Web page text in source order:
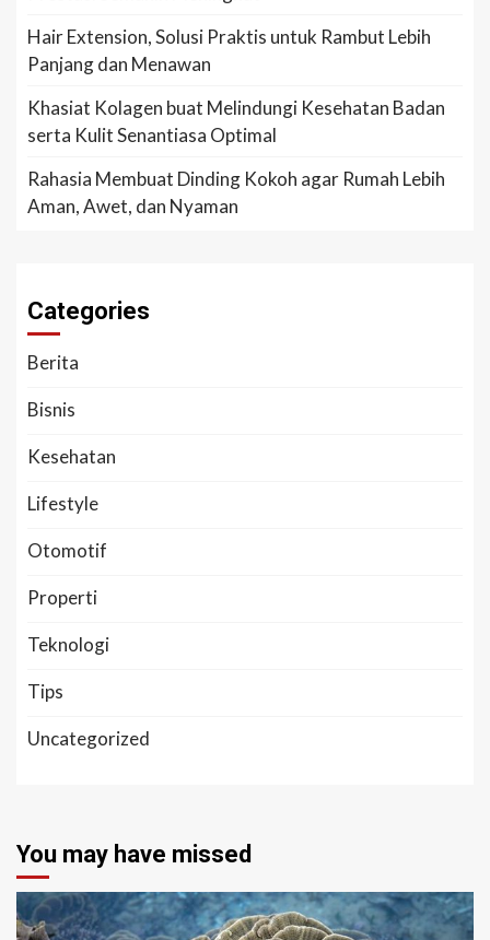
Hair Extension, Solusi Praktis untuk Rambut Lebih
Panjang dan Menawan
Khasiat Kolagen buat Melindungi Kesehatan Badan
serta Kulit Senantiasa Optimal
Rahasia Membuat Dinding Kokoh agar Rumah Lebih
Aman, Awet, dan Nyaman
Categories
Berita
Bisnis
Kesehatan
Lifestyle
Otomotif
Properti
Teknologi
Tips
Uncategorized
You may have missed